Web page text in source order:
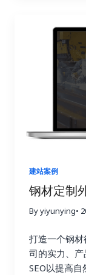
建站案例
钢材定制
By yiyunying•
打造一个钢
司的实力、
SEO以提高